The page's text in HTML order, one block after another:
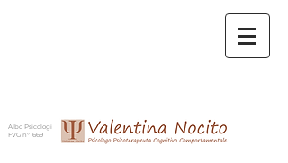
Albo Psicologi
FVG n°1669